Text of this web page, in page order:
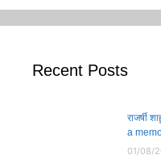
Recent Posts
राजर्षी
a
01/08/